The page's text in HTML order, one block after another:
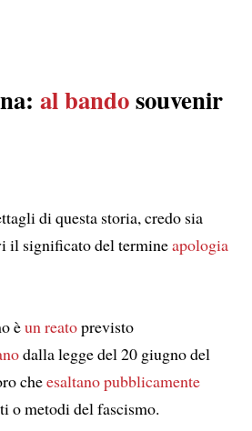
al bandosouvenir
di questa storia, credo sia
il significato del termineapologia
èun reatoprevisto
dalla legge del 20 giugno del
cheesaltano pubblicamente
o metodi del fascismo.